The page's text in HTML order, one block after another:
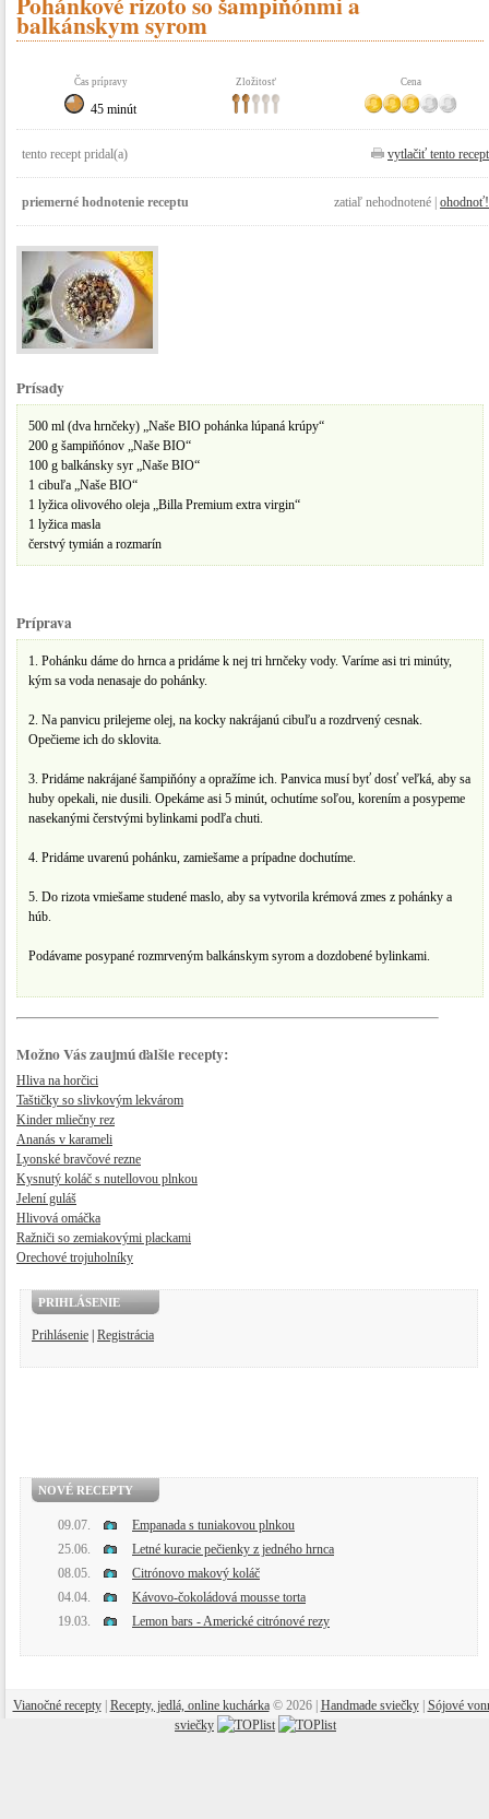
balkánskym syrom
Čas prípravy Zložitosť Cena
45 minút
tento recept pridal(a) vytlačiť tento recept
priemerné hodnotenie receptu zatiaľ nehodnotené | ohodnoť!
Prísady
500 ml (dva hrnčeky) „Naše BIO pohánka lúpaná krúpy“
200 g šampiňónov „Naše BIO“
100 g balkánsky syr „Naše BIO“
1 cibuľa „Naše BIO“
1 lyžica olivového oleja „Billa Premium extra virgin“
1 lyžica masla
čerstvý tymián a rozmarín
Príprava
1. Pohánku dáme do hrnca a pridáme k nej tri hrnčeky vody. Varíme asi tri minúty,
kým sa voda nenasaje do pohánky.
2. Na panvicu prilejeme olej, na kocky nakrájanú cibuľu a rozdrvený cesnak.
Opečieme ich do sklovita.
3. Pridáme nakrájané šampiňóny a opražíme ich. Panvica musí byť dosť veľká, aby sa
huby opekali, nie dusili. Opekáme asi 5 minút, ochutíme soľou, korením a posypeme
nasekanými čerstvými bylinkami podľa chuti.
4. Pridáme uvarenú pohánku, zamiešame a prípadne dochutíme.
5. Do rizota vmiešame studené maslo, aby sa vytvorila krémová zmes z pohánky a
húb.
Podávame posypané rozmrveným balkánskym syrom a dozdobené bylinkami.
Možno Vás zaujmú ďalšie recepty:
Hliva na horčici
Taštičky so slivkovým lekvárom
Kinder mliečny rez
Ananás v karameli
Lyonské bravčové rezne
Kysnutý koláč s nutellovou plnkou
Jelení guláš
Hlivová omáčka
Ražniči so zemiakovými plackami
Orechové trojuholníky
PRIHLÁSENIE
Prihlásenie Registrácia
NOVÉ RECEPTY
09.07.
Empanada s tuniakovou plnkou
25.06.
Letné kuracie pečienky z jedného hrnca
08.05.
Citrónovo makový koláč
04.04.
Kávovo-čokoládová mousse torta
19.03.
Lemon bars - Americké citrónové rezy
Vianočné recepty| Recepty, jedlá, online kuchárka© 2026 | Handmade sviečky| Sójové
sviečky